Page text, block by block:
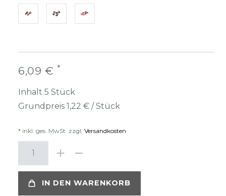
6,09 € *
Inhalt 5 Stück
Grundpreis 1,22 € / Stück
* inkl. ges. MwSt. zzgl. Versandkosten
IN DEN WARENKORB